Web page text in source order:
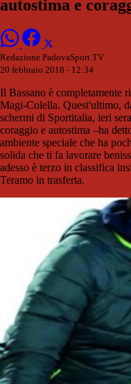
autostima e
Redazione PadovaSport.TV
20 febbraio 2018 - 12:34
Il Bassano è completamente
Magi-Colella. Quest'ultimo,
schermi di Sportitalia, ieri
coraggio e autostima –ha
ambiente speciale che ha
solida che ti fa lavorare
adesso è terzo in classifica
Teramo in trasferta.